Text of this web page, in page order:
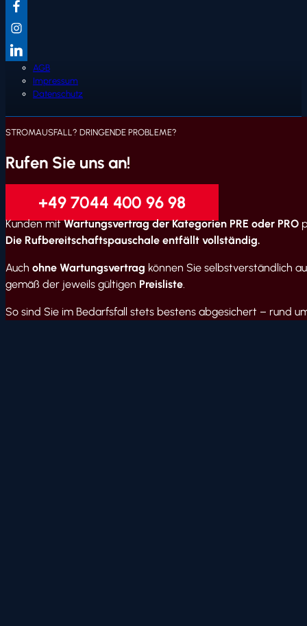
AGB
Impressum
Datenschutz
Rufen Sie uns an!
STROMAUSFALL? DRINGENDE PROBLEME?
+49 7044 400 96 98
Kunden mitWartungsvertrag der Kategorien PRE oder PRO
Die Rufbereitschaftspauschale entfällt vollständig.
Auch ohne Wartungsvertrag können Sie selbstverständlich
gemäß der jeweils gültigen Preisliste.
So sind Sie im Bedarfsfall stets bestens abgesichert – rund